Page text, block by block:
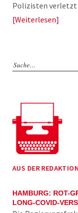
Polizisten
Weiterlesen
AUS DER REDAKTION
HAMBURG: ROT-
LONG-COVID-